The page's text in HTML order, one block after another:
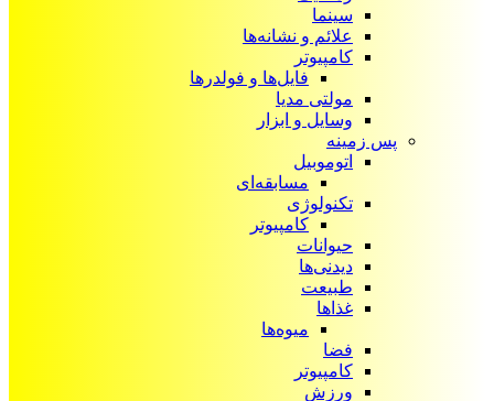
سینما
علائم و نشانه‌ها
کامپیوتر
فایل‌ها و فولدرها
مولتی مدیا
وسایل و ابزار
پس زمینه
اتوموبیل
مسابقه‌ای
تکنولوژی
کامپیوتر
حیوانات
دیدنی‌ها
طبیعت
غذاها
میوه‌ها
فضا
کامپیوتر
ورزش